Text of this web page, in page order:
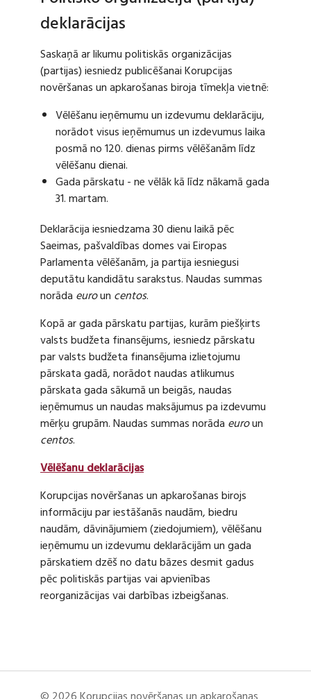
deklarācijas
Saskaņā ar likumu politiskās organizācijas
(partijas) iesniedz publicēšanai Korupcijas
novēršanas un apkarošanas biroja tīmekļa vietnē:
Vēlēšanu ieņēmumu un izdevumu deklarāciju,
norādot visus ieņēmumus un izdevumus laika
posmā no 120. dienas pirms vēlēšanām līdz
vēlēšanu dienai.
Gada pārskatu - ne vēlāk kā līdz nākamā gada
31. martam.
Deklarācija iesniedzama 30 dienu laikā pēc
Saeimas, pašvaldības domes vai Eiropas
Parlamenta vēlēšanām, ja partija iesniegusi
deputātu kandidātu sarakstus. Naudas summas
norāda euroun centos.
Kopā ar gada pārskatu partijas, kurām piešķirts
valsts budžeta finansējums, iesniedz pārskatu
par valsts budžeta finansējuma izlietojumu
pārskata gadā, norādot naudas atlikumus
pārskata gada sākumā un beigās, naudas
ieņēmumus un naudas maksājumus pa izdevumu
mērķu grupām. Naudas summas norāda euroun
centos.
Vēlēšanu deklarācijas
Korupcijas novēršanas un apkarošanas birojs
informāciju par iestāšanās naudām, biedru
naudām, dāvinājumiem (ziedojumiem), vēlēšanu
ieņēmumu un izdevumu deklarācijām un gada
pārskatiem dzēš no datu bāzes desmit gadus
pēc politiskās partijas vai apvienības
reorganizācijas vai darbības izbeigšanas.